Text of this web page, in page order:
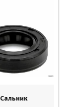
Сальник